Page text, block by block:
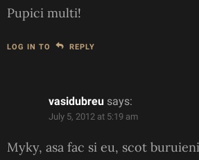
Pupici multi!
LOG IN TO REPLY
vasidubreu says:
July 5, 2012 at 5:19 am
Myky, asa fac si eu, scot